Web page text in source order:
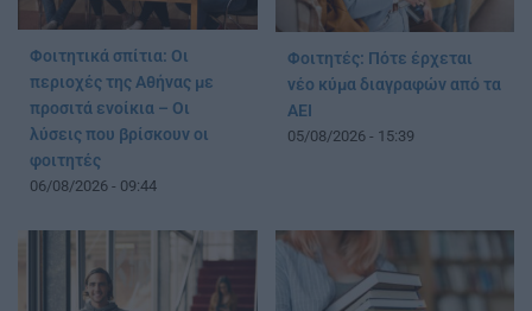
Φοιτητικά σπίτια: Οι
περιοχές της Αθήνας με
προσιτά ενοίκια – Οι
λύσεις που βρίσκουν οι
φοιτητές
06/08/2026 - 09:44
Φοιτητές: Πότε έρχεται
νέο κύμα διαγραφών από τα
ΑΕΙ
05/08/2026 - 15:39